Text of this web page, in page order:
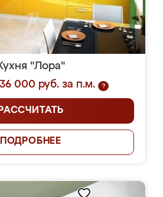
"Лора"
000 руб. за п.м.
?
РАССЧИТАТЬ
ПОДРОБНЕЕ